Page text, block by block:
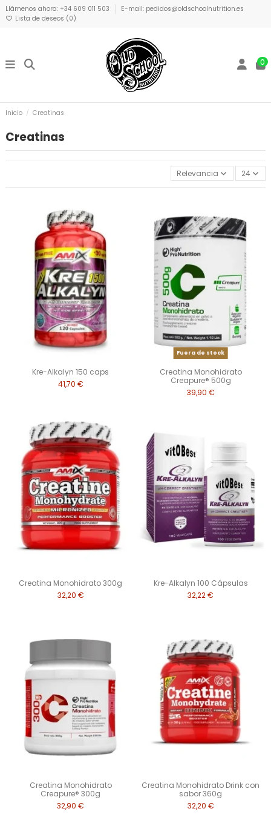
Llámenos ahora: +34 609 011 503
E-mail: pedidos@oldschoolnutrition.es
Lista de deseos (0)
0
Inicio Creatinas
Creatinas
Relevancia 24
Kre-Alkalyn 150 caps
41,70 €
Fuera de stock
Creatina Monohidrato
Creapure® 500g
39,90 €
Creatina Monohidrato 300g
32,20 €
Kre-Alkalyn 100 Cápsulas
32,22 €
Creatina Monohidrato
Creapure® 300g
32,90 €
Creatina Monohidrato Drink con
sabor 360g
32,20 €